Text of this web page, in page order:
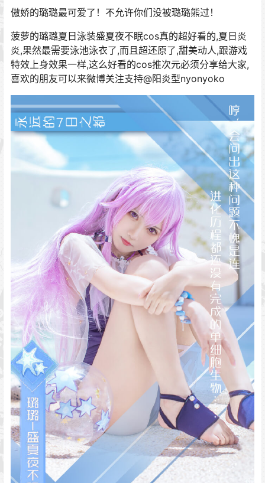
傲娇的璐璐最可爱了！不允许你们没被璐璐熊过！
菠萝的璐璐夏日泳装盛夏夜不眠cos真的超好看的,夏日炎
炎,果然最需要泳池泳衣了,而且超还原了,甜美动人,跟游戏
特效上身效果一样,这么好看的cos推次元必须分享给大家,
喜欢的朋友可以来微博关注支持@阳炎型nyonyoko